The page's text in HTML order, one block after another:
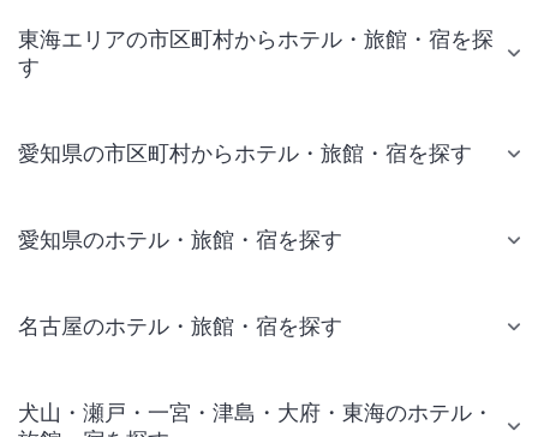
東海エリアの市区町村からホテル・旅館・宿を探
す
愛知県の市区町村からホテル・旅館・宿を探す
愛知県のホテル・旅館・宿を探す
名古屋のホテル・旅館・宿を探す
犬山・瀬戸・一宮・津島・大府・東海のホテル・